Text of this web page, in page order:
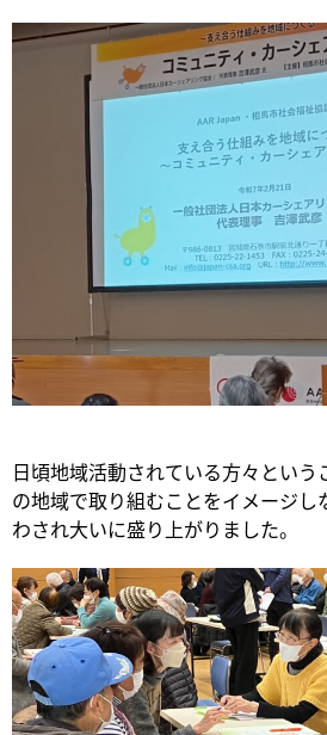
日頃地域活動されている方々という
の地域で取り組むことをイメージし
わされ大いに盛り上がりました。